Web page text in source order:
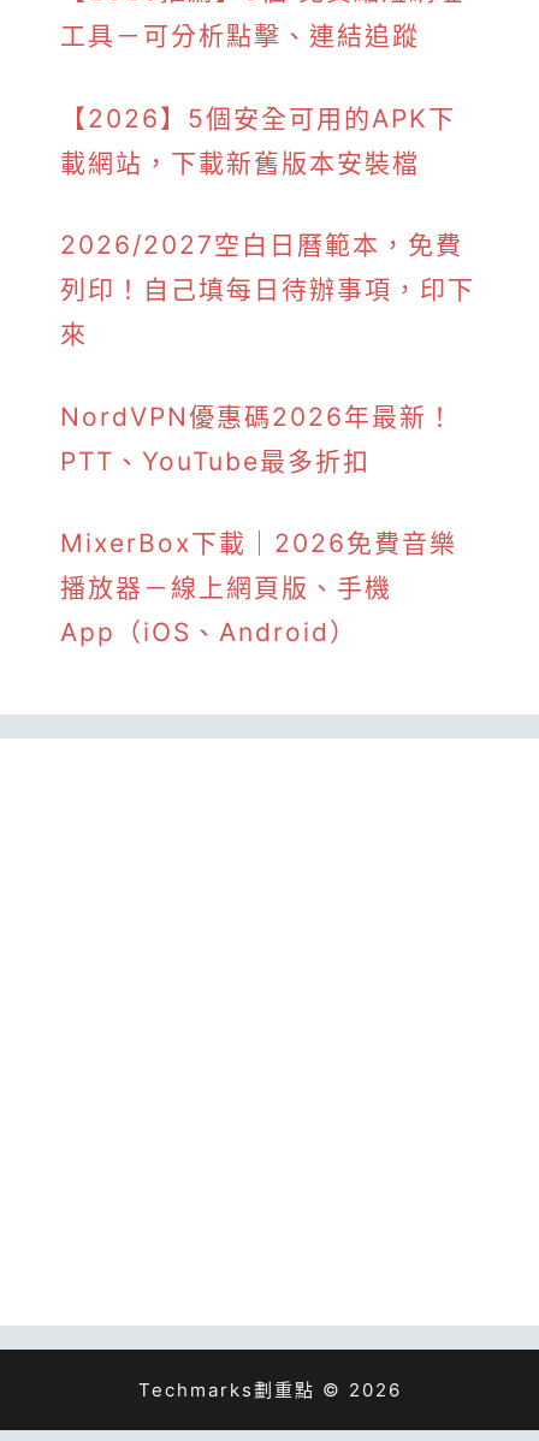
工具－可分析點擊、連結追蹤
【2026】5個安全可用的APK下
載網站，下載新舊版本安裝檔
2026/2027空白日曆範本，免費
列印！自己填每日待辦事項，印下
來
NordVPN優惠碼2026年最新！
PTT、YouTube最多折扣
MixerBox下載｜2026免費音樂
播放器－線上網頁版、手機
App（iOS、Android）
Techmarks劃重點 © 2026